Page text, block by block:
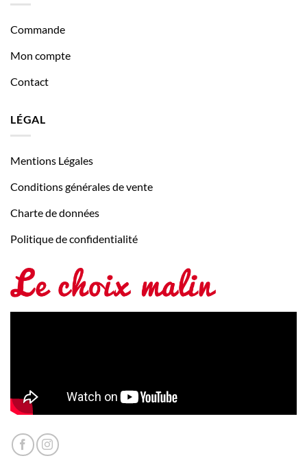
Commande
Mon compte
Contact
LÉGAL
Mentions Légales
Conditions générales de vente
Charte de données
Politique de confidentialité